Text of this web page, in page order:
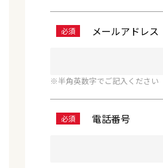
必須 メールアドレス
※半角英数字でご記入ください
必須 電話番号